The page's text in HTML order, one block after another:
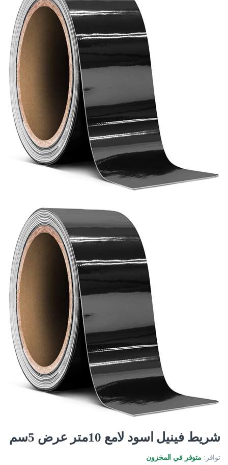
شريط فينيل اسود لامع 10متر عرض 5سم
توافر: متوفر في المخزون